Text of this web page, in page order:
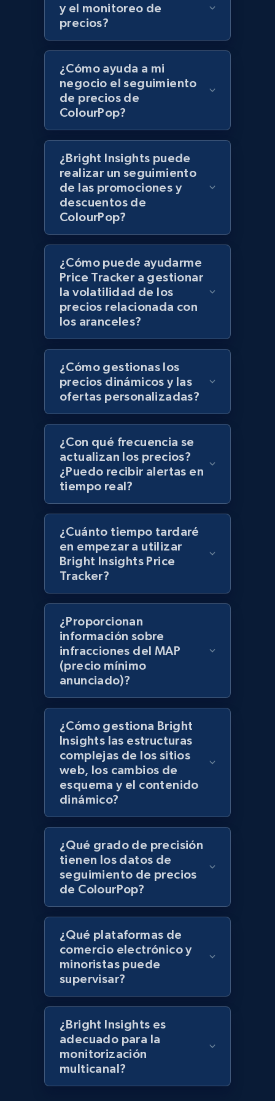
URL, Product id, Title, Product description,
Rating, Reviews count, Initial price, Discount,
and more.
1.3K+ 175+ Comenzar ahora
Zara - Products
Category id, Product id, Product name, Price,
Currency, Colour code, Colour, Description, and
1.2K+ 208+
Zara - Products - discovery by category url
Category id, Product id, Product name, Price,
Currency, Colour code, Colour, Description, and
1.2K+ Comenzar ahora
Best Buy products
URL, Product id, Title, Images, Final price,
Currency, Discount, Initial price, and more.
1.1K+ 149+
Best Buy products - Collect data on
products using specified keywords
URL, Product id, Title, Images, Final price,
Currency, Discount, Initial price, and more.
1.1K+
URL, Title, Rating, Reviews, Initial price, Final
price, Currency, Stock, and more.
991+ 165+ Comenzar ahora
Lazada - Products - Discover products by
keyword
URL, Title, Rating, Reviews, Initial price, Final
price, Currency, Stock, and more.
991+ 165+
Lazada - Products - Discover products by
category URL or brand URL
URL, Title, Rating, Reviews, Initial price, Final
price, Currency, Stock, and more.
991+ 165+ Comenzar ahora
y el monitoreo de
precios?
¿Cómo ayuda a mi
negocio el seguimiento
de precios de
ColourPop?
¿Bright Insights puede
realizar un seguimiento
de las promociones y
descuentos de
ColourPop?
¿Cómo puede ayudarme
Price Tracker a gestionar
la volatilidad de los
precios relacionada con
los aranceles?
¿Cómo gestionas los
precios dinámicos y las
ofertas personalizadas?
¿Con qué frecuencia se
actualizan los precios?
¿Puedo recibir alertas en
tiempo real?
¿Cuánto tiempo tardaré
en empezar a utilizar
Bright Insights Price
Tracker?
¿Proporcionan
información sobre
infracciones del MAP
(precio mínimo
anunciado)?
¿Cómo gestiona Bright
Insights las estructuras
complejas de los sitios
web, los cambios de
esquema y el contenido
dinámico?
¿Qué grado de precisión
tienen los datos de
seguimiento de precios
de ColourPop?
¿Qué plataformas de
comercio electrónico y
minoristas puede
supervisar?
¿Bright Insights es
adecuado para la
monitorización
multicanal?